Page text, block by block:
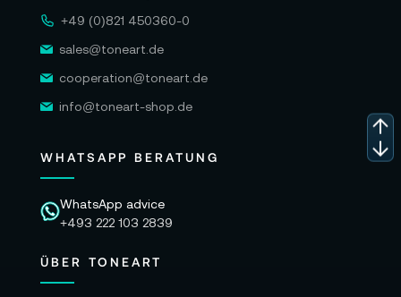
+49 (0)821 450360-0
sales@toneart.de
cooperation@toneart.de
info@toneart-shop.de
WHATSAPP BERATUNG
WhatsApp advice
+493 222 103 2839
ÜBER TONEART